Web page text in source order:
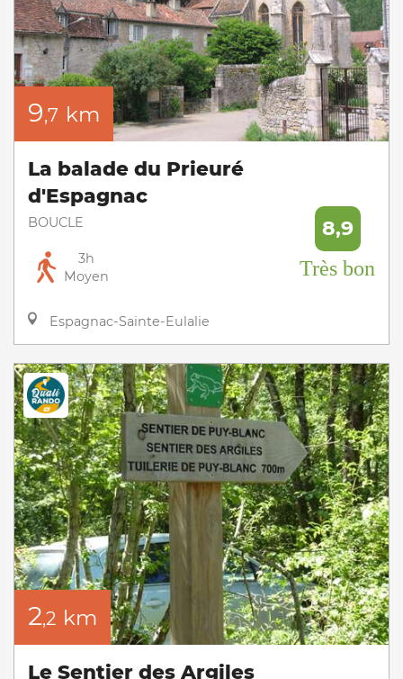
9,7 km
La balade du Prieuré
d'Espagnac
BOUCLE
3h
Moyen
Espagnac-Sainte-Eulalie
8,9
Très bon
2,2 km
Le Sentier des Argiles